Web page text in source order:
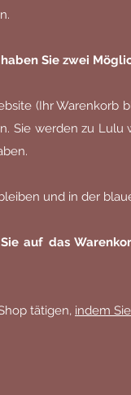
Sie zwei
(Ihr
Sie werden zu
und in der
auf das
tätigen, indem